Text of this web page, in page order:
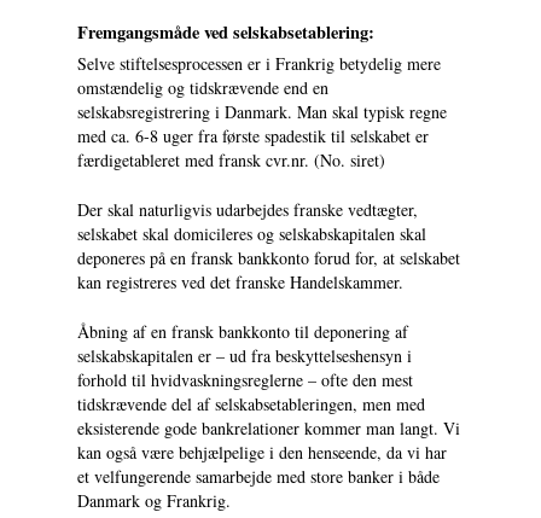
Fremgangsmåde ved selskabsetablering:
Selve stiftelsesprocessen er i Frankrig betydelig mere
omstændelig og tidskrævende end en
selskabsregistrering i Danmark. Man skal typisk regne
med ca. 6-8 uger fra første spadestik til selskabet er
færdigetableret med fransk cvr.nr. (No. siret)
Der skal naturligvis udarbejdes franske vedtægter,
selskabet skal domicileres og selskabskapitalen skal
deponeres på en fransk bankkonto forud for, at selskabet
kan registreres ved det franske Handelskammer.
Åbning af en fransk bankkonto til deponering af
selskabskapitalen er – ud fra beskyttelseshensyn i
forhold til hvidvaskningsreglerne – ofte den mest
tidskrævende del af selskabsetableringen, men med
eksisterende gode bankrelationer kommer man langt. Vi
kan også være behjælpelige i den henseende, da vi har
et velfungerende samarbejde med store banker i både
Danmark og Frankrig.